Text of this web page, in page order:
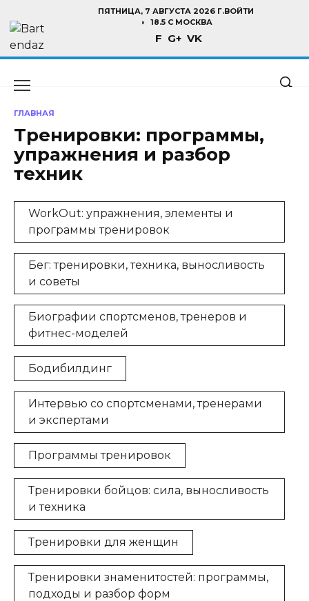
содержанию
ПЯТНИЦА, 7 АВГУСТА 2026 Г.ВОЙТИ
18.5 C МОСКВА
F G+ VK
ГЛАВНАЯ
Тренировки: программы,
упражнения и разбор
техник
WorkOut: упражнения, элементы и
программы тренировок
Бег: тренировки, техника, выносливость
и советы
Биографии спортсменов, тренеров и
фитнес-моделей
Бодибилдинг
Интервью со спортсменами, тренерами
и экспертами
Программы тренировок
Тренировки бойцов: сила, выносливость
и техника
Тренировки для женщин
Тренировки знаменитостей: программы,
подходы и разбор форм